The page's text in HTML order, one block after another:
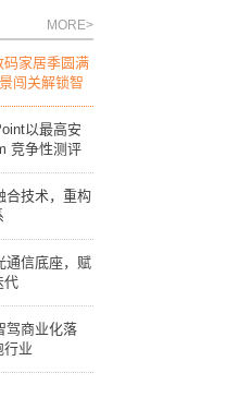
MORE>
码家居季圆满
闯关解锁智
以最高安
竞争性测评
合技术，重构
通信底座，赋
代
驾商业化落
行业